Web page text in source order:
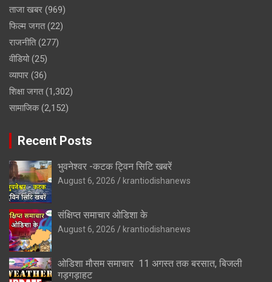
ताजा खबर (969)
फिल्म जगत(22)
राजनीति(277)
वीडियो(25)
व्यापार (36)
शिक्षा जगत(1,302)
सामाजिक(2,152)
Recent Posts
भुवनेश्वर -कटक ट्विन सिटि खबरें
August 6, 2026 krantiodishanews
संक्षिप्त समाचार ओडिशा के
August 6, 2026 krantiodishanews
ओडिशा मौसम समाचार 11 अगस्त तक बरसात, बिजली
गड़गड़ाहट